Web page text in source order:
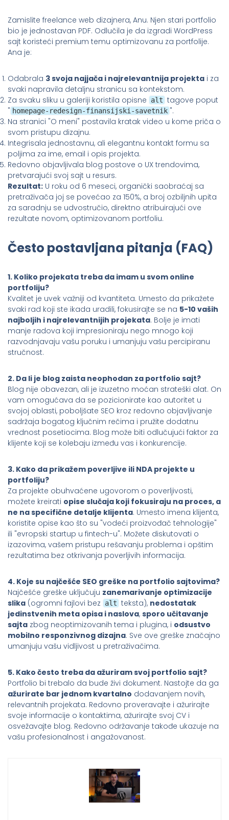
Zamislite freelance web dizajnera, Anu. Njen stari portfolio
bio je jednostavan PDF. Odlučila je da izgradi WordPress
sajt koristeći premium temu optimizovanu za portfolije.
Ana je:
Odabrala 3 svoja najjača i najrelevantnija projekta i za
svaki napravila detaljnu stranicu sa kontekstom.
Za svaku sliku u galeriji koristila opisne
alt tagove poput
" homepage-redesign-finansijski-savetnik ".
Na stranici "O meni" postavila kratak video u kome priča o
svom pristupu dizajnu.
Integrisala jednostavnu, ali elegantnu kontakt formu sa
poljima za ime, email i opis projekta.
Redovno objavljivala blog postove o UX trendovima,
pretvarajući svoj sajt u resurs.
Rezultat: U roku od 6 meseci, organički saobraćaj sa
pretraživača joj se povećao za 150%, a broj ozbiljnih upita
za saradnju se udvostručio, direktno atribuirajući ove
rezultate novom, optimizovanom portfoliu.
Često postavljana pitanja (FAQ)
1. Koliko projekata treba da imam u svom online
portfoliju?
Kvalitet je uvek važniji od kvantiteta. Umesto da prikažete
svaki rad koji ste ikada uradili, fokusirajte se na 5-10 vaših
najboljih i najrelevantnijih projekata. Bolje je imati
manje radova koji impresioniraju nego mnogo koji
razvodnjavaju vašu poruku i umanjuju vašu percipiranu
stručnost.
2. Da li je blog zaista neophodan za portfolio sajt?
Blog nije obavezan, ali je izuzetno moćan strateški alat. On
vam omogućava da se pozicionirate kao autoritet u
svojoj oblasti, poboljšate SEO kroz redovno objavljivanje
sadržaja bogatog ključnim rečima i pružite dodatnu
vrednost posetiocima. Blog može biti odlučujući faktor za
klijente koji se kolebaju između vas i konkurencije.
3. Kako da prikažem poverljive ili NDA projekte u
portfoliju?
Za projekte obuhvaćene ugovorom o poverljivosti,
možete kreirati opise slučaja koji fokusiraju na proces, a
ne na specifične detalje klijenta. Umesto imena klijenta,
koristite opise kao što su "vodeći proizvođač tehnologije"
ili "evropski startup u fintech-u". Možete diskutovati o
izazovima, vašem pristupu rešavanju problema i opštim
rezultatima bez otkrivanja poverljivih informacija.
4. Koje su najčešće SEO greške na portfolio sajtovima?
Najčešće greške uključuju zanemarivanje optimizacije
slika (ogromni fajlovi bez alt teksta), nedostatak
jedinstvenih meta opisa i naslova, sporo učitavanje
sajta zbog neoptimizovanih tema i plugina, i odsustvo
mobilno responzivnog dizajna. Sve ove greške značajno
umanjuju vašu vidljivost u pretraživačima.
5. Kako često treba da ažuriram svoj portfolio sajt?
Portfolio bi trebalo da bude živi dokument. Nastojte da ga
ažurirate bar jednom kvartalno dodavanjem novih,
relevantnih projekata. Redovno proveravajte i ažurirajte
svoje informacije o kontaktima, ažurirajte svoj CV i
osvežavajte blog. Redovno održavanje takođe ukazuje na
vašu profesionalnost i angažovanost.